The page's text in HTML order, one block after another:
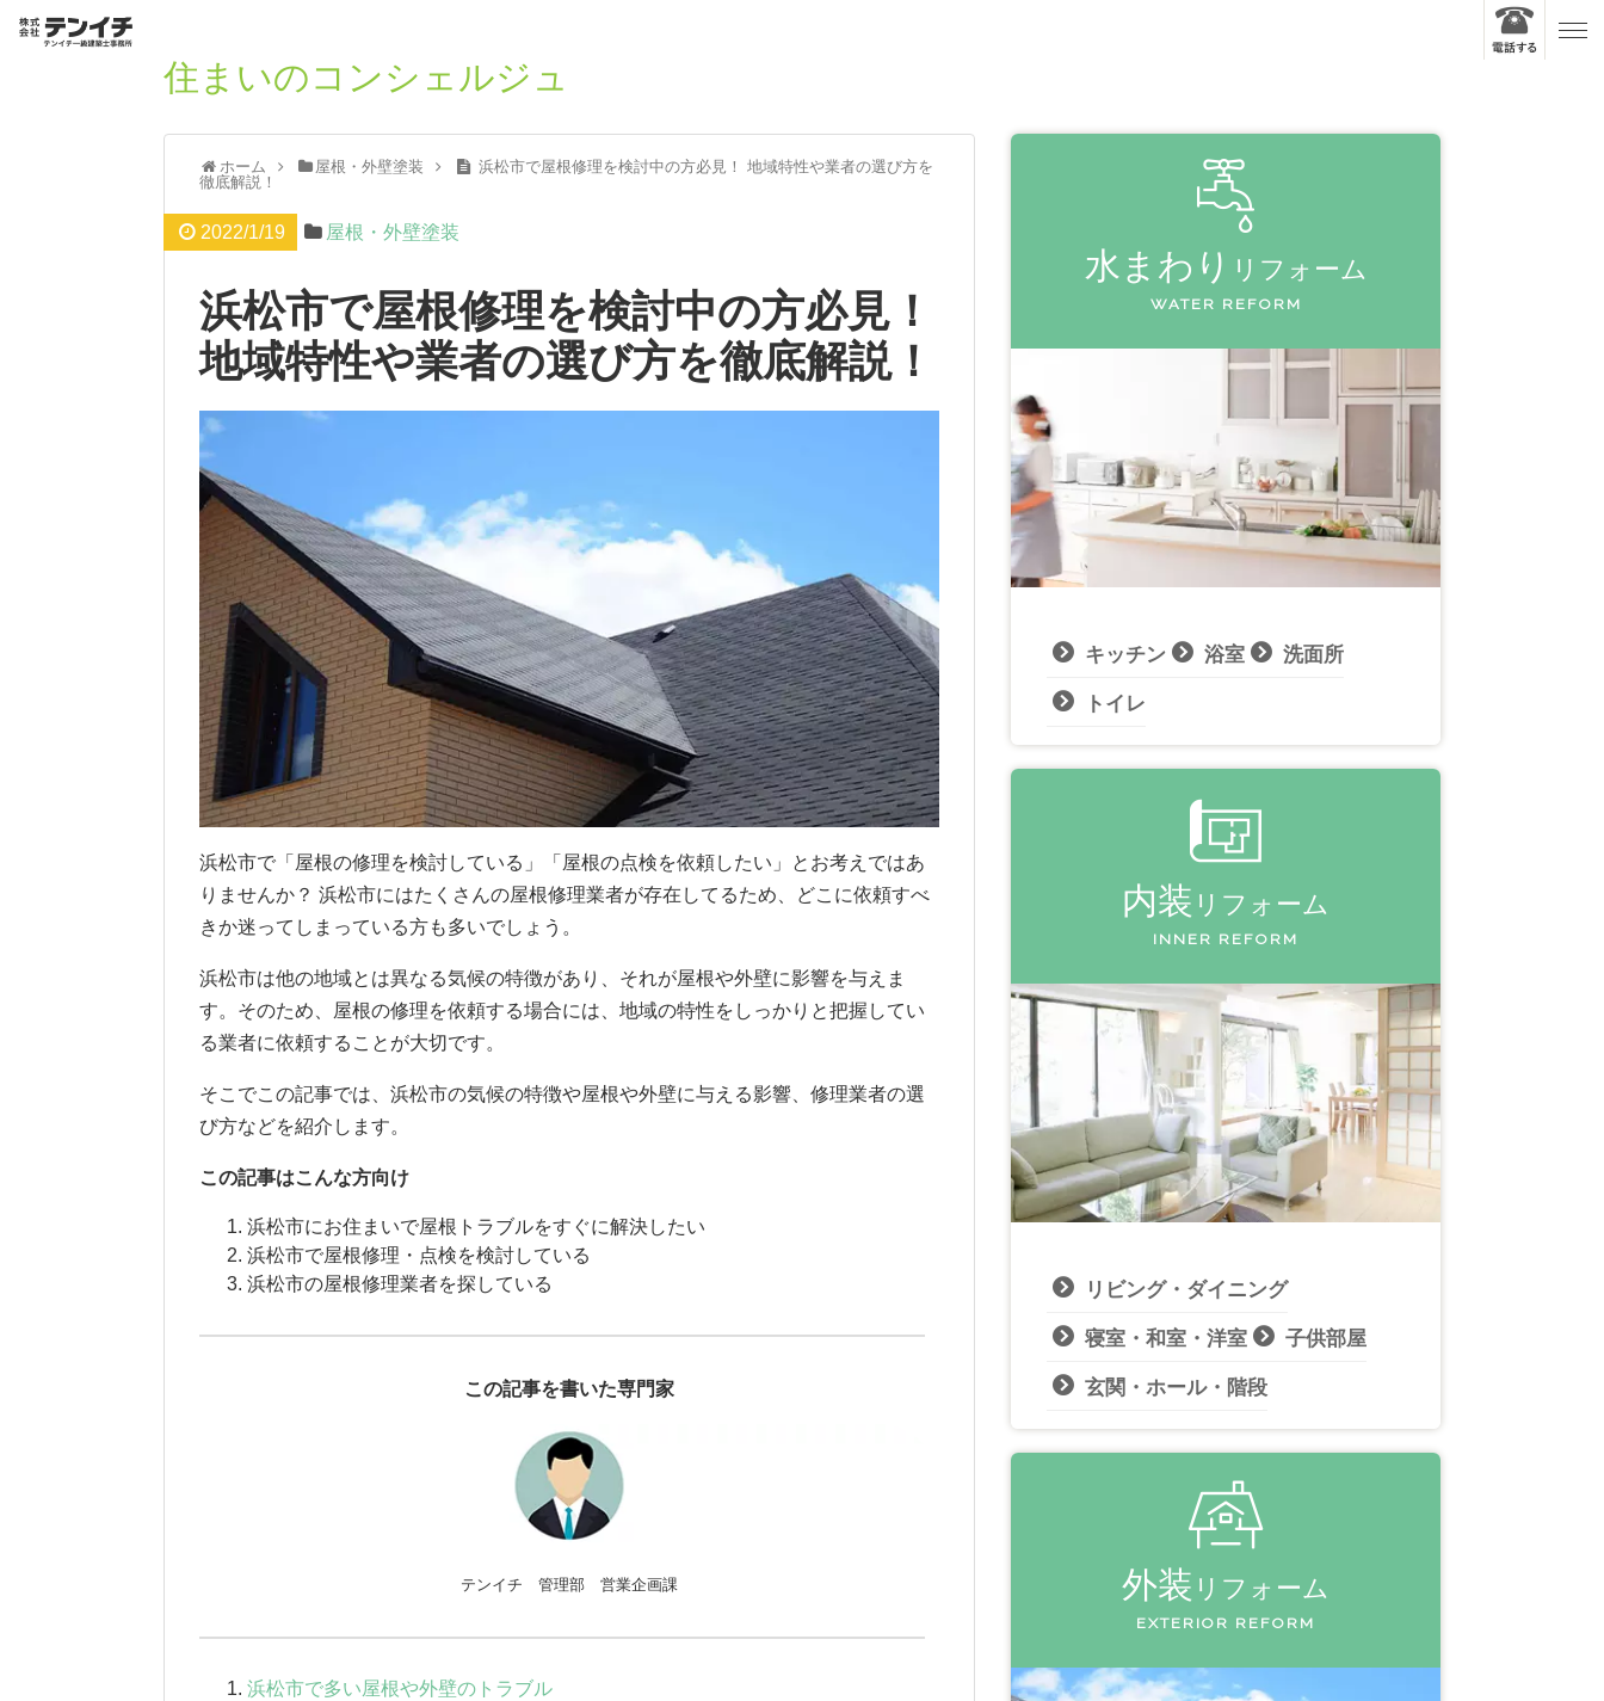
住まいのコンシェルジュ
ホーム 屋根・外壁塗装
浜松市で屋根修理を検討中の方必見！ 地域特性や業者の選び方を
徹底解説！
2022/1/19 屋根・外壁塗装
浜松市で屋根修理を検討中の方必見！
地域特性や業者の選び方を徹底解説！
浜松市で「屋根の修理を検討している」「屋根の点検を依頼したい」とお考えではあ
りませんか？ 浜松市にはたくさんの屋根修理業者が存在してるため、どこに依頼すべ
きか迷ってしまっている方も多いでしょう。
浜松市は他の地域とは異なる気候の特徴があり、それが屋根や外壁に影響を与えま
す。そのため、屋根の修理を依頼する場合には、地域の特性をしっかりと把握してい
る業者に依頼することが大切です。
そこでこの記事では、浜松市の気候の特徴や屋根や外壁に与える影響、修理業者の選
び方などを紹介します。
この記事はこんな方向け
浜松市にお住まいで屋根トラブルをすぐに解決したい
浜松市で屋根修理・点検を検討している
浜松市の屋根修理業者を探している
この記事を書いた専門家
テンイチ 管理部 営業企画課
浜松市で多い屋根や外壁のトラブル
水まわり リフォーム
WATER REFORM
キッチン 浴室 洗面所
トイレ
内装 リフォーム
INNER REFORM
リビング・ダイニング
寝室・和室・洋室 子供部屋
玄関・ホール・階段
外装 リフォーム
EXTERIOR REFORM